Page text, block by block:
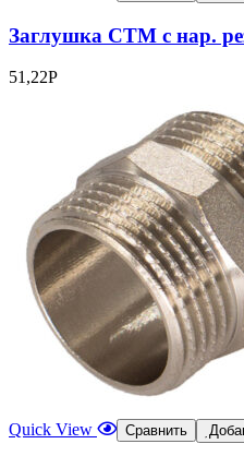
Заглушка CTM с нар.
51,22Р
Quick View Сравнить